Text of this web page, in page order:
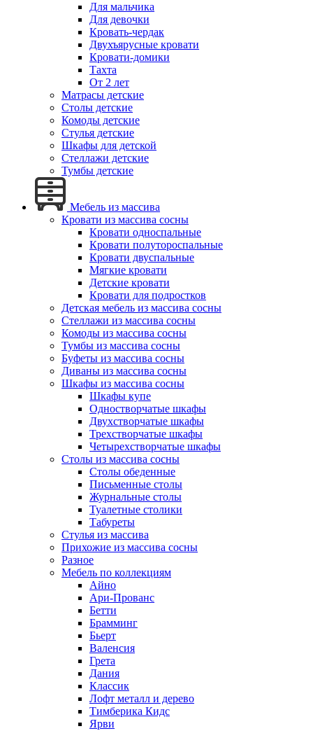
Для мальчика
Для девочки
Кровать-чердак
Двухъярусные кровати
Кровати-домики
Тахта
От 2 лет
Матрасы детские
Столы детские
Комоды детские
Стулья детские
Шкафы для детской
Стеллажи детские
Тумбы детские
Мебель из массива
Кровати из массива сосны
Кровати односпальные
Кровати полутороспальные
Кровати двуспальные
Мягкие кровати
Детские кровати
Кровати для подростков
Детская мебель из массива сосны
Стеллажи из массива сосны
Комоды из массива сосны
Тумбы из массива сосны
Буфеты из массива сосны
Диваны из массива сосны
Шкафы из массива сосны
Шкафы купе
Одностворчатые шкафы
Двухстворчатые шкафы
Трехстворчатые шкафы
Четырехстворчатые шкафы
Столы из массива сосны
Столы обеденные
Письменные столы
Журнальные столы
Туалетные столики
Табуреты
Стулья из массива
Прихожие из массива сосны
Разное
Мебель по коллекциям
Айно
Ари-Прованс
Бетти
Брамминг
Бьерт
Валенсия
Грета
Дания
Классик
Лофт металл и дерево
Тимберика Кидс
Ярви